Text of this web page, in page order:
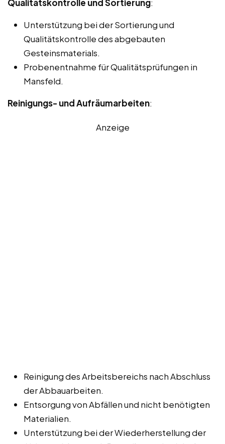
Qualitätskontrolle und Sortierung:
Unterstützung bei der Sortierung und
Qualitätskontrolle des abgebauten
Gesteinsmaterials.
Probenentnahme für Qualitätsprüfungen in
Mansfeld.
Reinigungs- und Aufräumarbeiten:
Anzeige
Reinigung des Arbeitsbereichs nach Abschluss
der Abbauarbeiten.
Entsorgung von Abfällen und nicht benötigten
Materialien.
Unterstützung bei der Wiederherstellung der